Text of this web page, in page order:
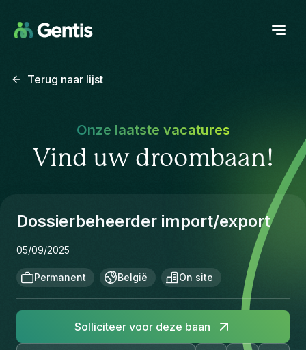
Terug naar lijst
Onze laatste vacatures
Vind uw droombaan!
Dossierbeheerder import/export
05/09/2025
Permanent België On site
Solliciteer voor deze baan